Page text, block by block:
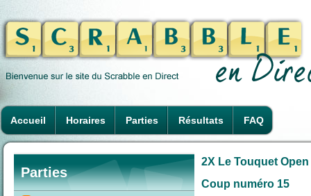
Accueil Horaires Parties Résultats FAQ
Parties
2X Le Touquet
Coup numéro 15